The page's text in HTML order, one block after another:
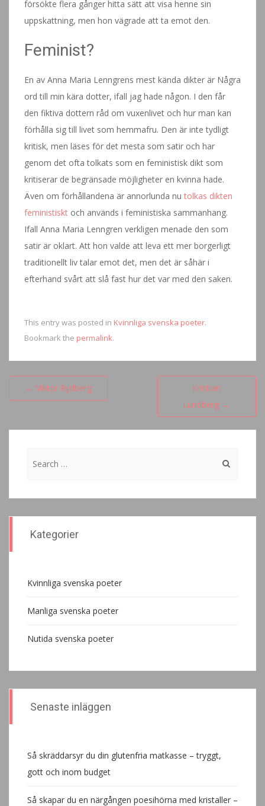
försökte flera gånger hitta sätt att visa henne sin
uppskattning, men hon vägrade att ta emot den.
Feminist?
En av Anna Maria Lenngrens mest kända dikter är Några
ord till min kära dotter, ifall jag hade någon. I den får
den fiktiva dottern råd om vuxenlivet och hur man kan
förhålla sig till livet som hemmafru. Den är inte tydligt
kritisk, men läses för det mesta som satir och har
genom det ofta tolkats som en feministisk dikt som
kritiserar de begränsade möjligheter en kvinna hade.
Även om förhållandena är annorlunda nu tolkas dikten
feministiskt och används i feministiska sammanhang.
Ifall Anna Maria Lenngren verkligen menade den som
satir är oklart. Att hon valde att leva ett mer borgerligt
traditionellt liv talar emot det, men det är såhär i
efterhand svårt att slå fast hur det var med den saken.
This entry was posted in Kvinnliga svenska poeter.
Bookmark the permalink.
Inläggsnavigering
← Viktor Rydberg
Kristian
Lundberg →
Kategorier
Kvinnliga svenska poeter
Manliga svenska poeter
Nutida svenska poeter
Senaste inläggen
Så skräddarsyr du din glutenfria matkasse – tryggt,
gott och inom budget
Så skapar du en närgången poesihörna med kristaller –